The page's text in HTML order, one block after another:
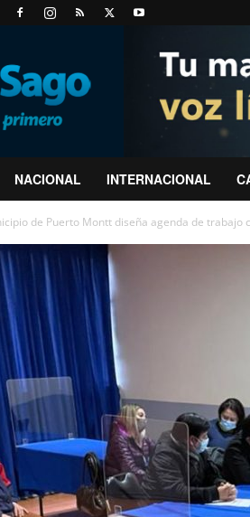
NACIONAL INTERNACIONAL
de Puerto Montt diseña agenda de trabajo